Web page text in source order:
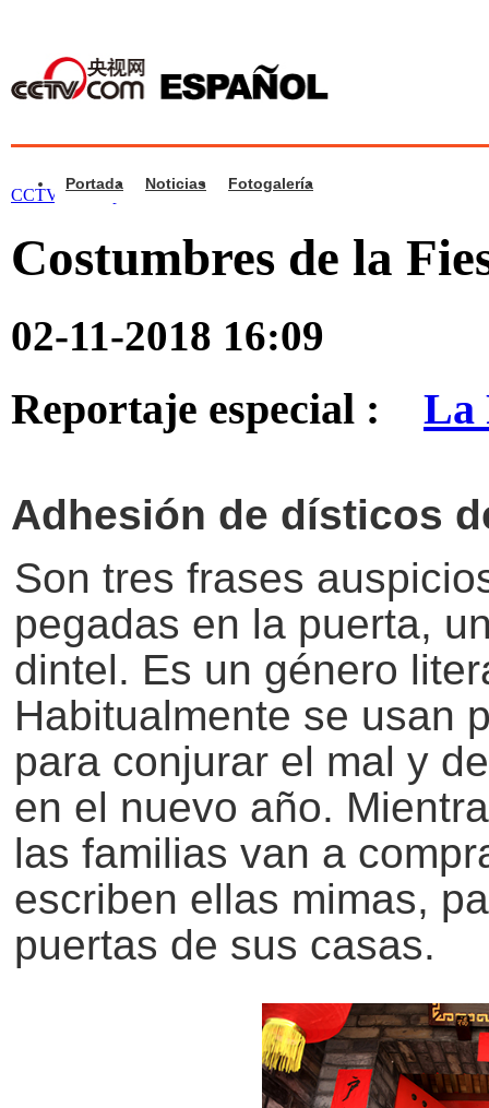
Portada Noticias Fotogalería
CCTV.com Español > Noticias >Cultura
Costumbres de la
02-11-2018 16:09
Reportaje especial : La
Adhesión de dísticos
Son tres frases
pegadas en la puerta,
dintel. Es un género
Habitualmente se usan
para conjurar el mal y
en el nuevo año.
las familias van a
escriben ellas mimas,
puertas de sus casas.